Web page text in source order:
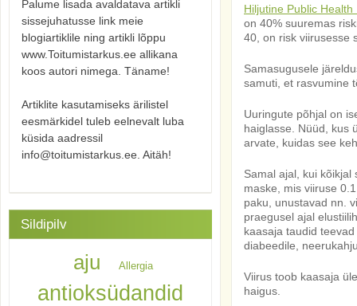
Hiljutine Public
on 40% suuremas
40, on risk viirusesse
Samasugusele
samuti, et rasvumine
Uuringute põhjal on
haiglasse. Nüüd, kus
arvate, kuidas see
Samal ajal, kui
maske, mis viiruse
paku, unustavad nn.
praegusel ajal
kaasaja taudid
diabeedile,
Viirus toob kaasaja
haigus.
Palume lisada avaldatava artikli
sissejuhatusse link meie
blogiartiklile ning artikli lõppu
www.Toitumistarkus.ee allikana
koos autori nimega. Täname!
Artiklite kasutamiseks ärilistel
eesmärkidel tuleb eelnevalt luba
küsida aadressil
info@toitumistarkus.ee. Aitäh!
Sildipilv
aju Allergia
antioksüdandid